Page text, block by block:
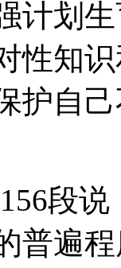
计划
性知
护自
段
普遍